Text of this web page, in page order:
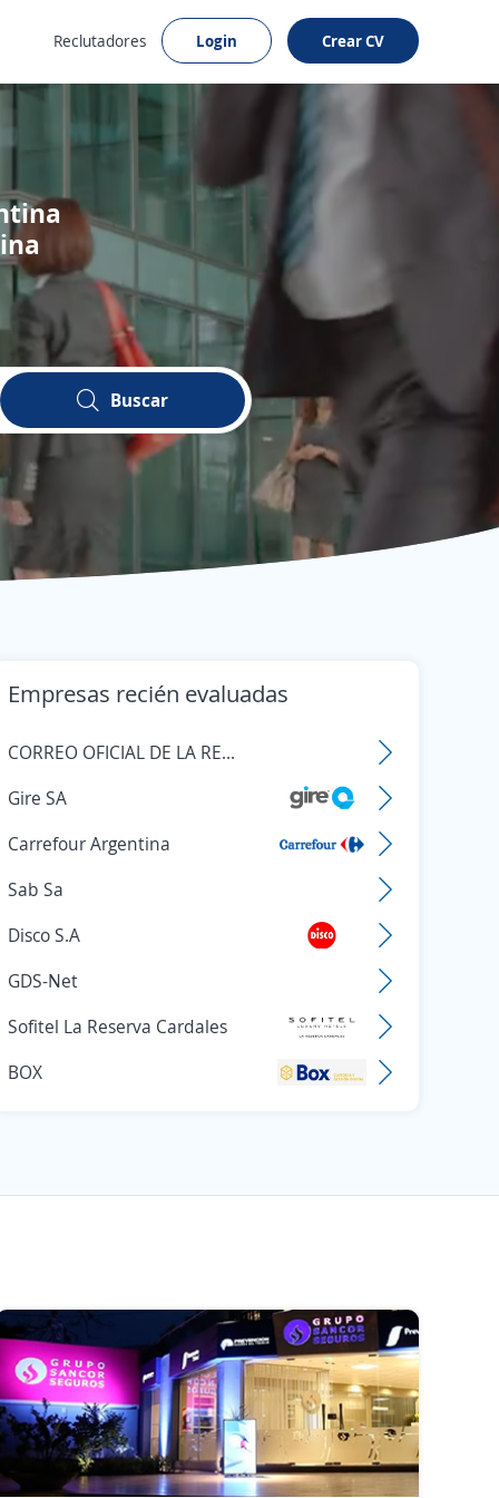
Reclutadores Login Crear CV
Buscar
Empresas recién evaluadas
CORREO OFICIAL DE LA REPUBLICA ARGENTINA SOCIEDAD ANONIMA
Gire SA
Carrefour Argentina
Sab Sa
Disco S.A
GDS-Net
Sofitel La Reserva Cardales
BOX